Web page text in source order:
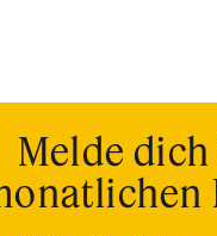
Melde